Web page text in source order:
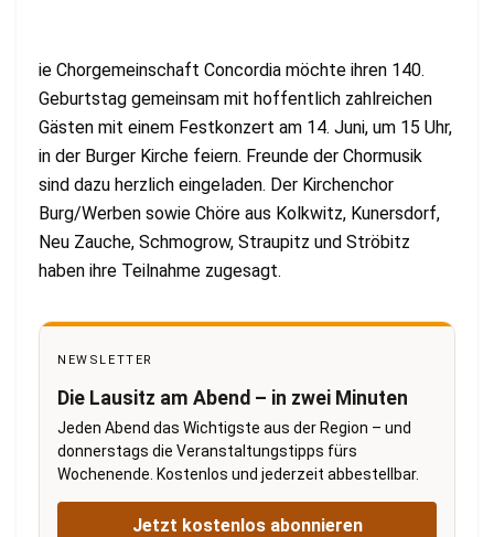
ie Chorgemeinschaft Concordia möchte ihren 140.
Geburtstag gemeinsam mit hoffentlich zahlreichen
Gästen mit einem Festkonzert am 14. Juni, um 15 Uhr,
in der Burger Kirche feiern. Freunde der Chormusik
sind dazu herzlich eingeladen. Der Kirchenchor
Burg/Werben sowie Chöre aus Kolkwitz, Kunersdorf,
Neu Zauche, Schmogrow, Straupitz und Ströbitz
haben ihre Teilnahme zugesagt.
NEWSLETTER
Die Lausitz am Abend – in zwei Minuten
Jeden Abend das Wichtigste aus der Region – und
donnerstags die Veranstaltungstipps fürs
Wochenende. Kostenlos und jederzeit abbestellbar.
Jetzt kostenlos abonnieren